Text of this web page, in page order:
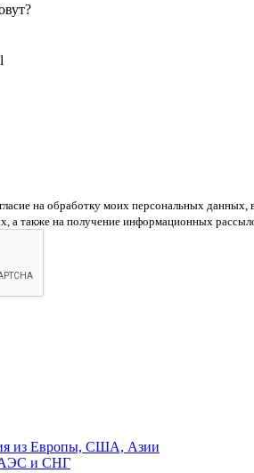
на обработку моих персональных
а также на получение информационных
из Европы, США, Азии
и СНГ